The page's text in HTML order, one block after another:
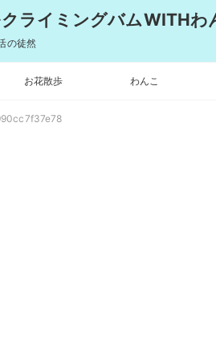
クライミングバムWITH
の徒然
お花散歩 わんこ